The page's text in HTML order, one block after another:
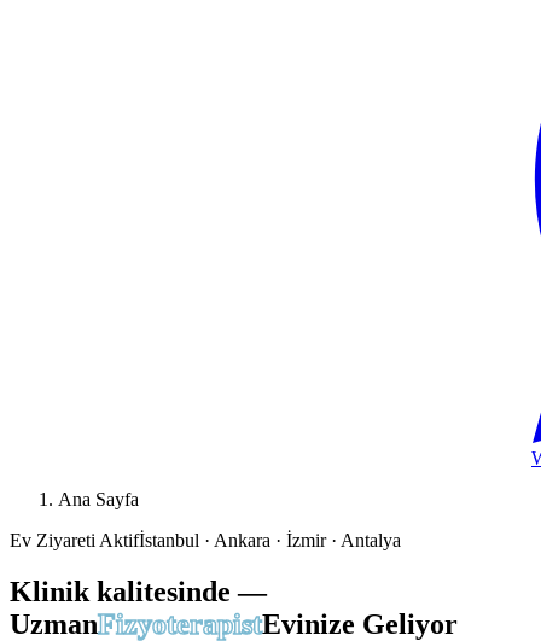
Ana Sayfa
Ev Ziyareti Aktifİstanbul · Ankara · İzmir · Antalya
Klinik kalitesinde —
UzmanFizyoterapistEvinize Geliyor